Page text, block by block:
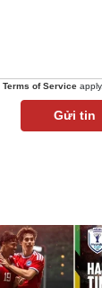
Terms of Service apply.
Gửi tin